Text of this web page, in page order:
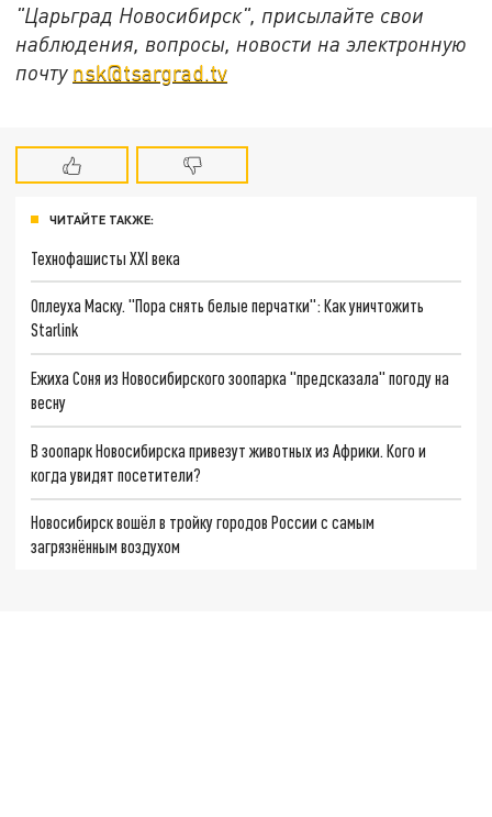
"Царьград Новосибирск", присылайте свои
наблюдения, вопросы, новости на электронную
почту nsk@tsargrad.tv
ЧИТАЙТЕ ТАКЖЕ:
Технофашисты XXI века
Оплеуха Маску. "Пора снять белые перчатки": Как уничтожить
Starlink
Ежиха Соня из Новосибирского зоопарка "предсказала" погоду на
весну
В зоопарк Новосибирска привезут животных из Африки. Кого и
когда увидят посетители?
Новосибирск вошёл в тройку городов России с самым
загрязнённым воздухом